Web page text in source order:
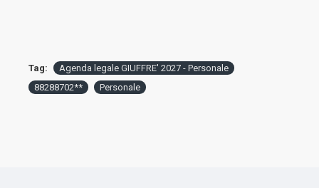
Tag:
Agenda legale GIUFFRE' 2027 - Personale
88288702**
Personale